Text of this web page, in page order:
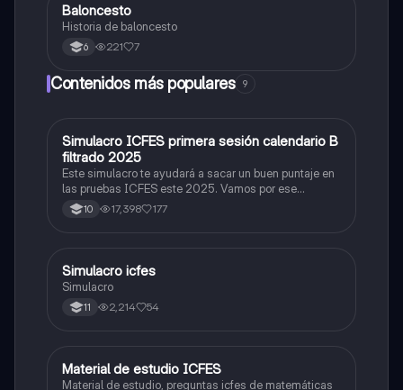
Educación Física
Baloncesto
Historia de baloncesto
6 221 7
Contenidos más populares 9
ICFES: Matemáticas
Simulacro ICFES primera sesión calendario B
filtrado 2025
Este simulacro te ayudará a sacar un buen puntaje en
las pruebas ICFES este 2025. Vamos por ese
500/500. Y poder ser admitido en la universidad que
quieras, estudiar la carrera que quieres y no la que te
10 17,398 177
ICFES: Lectura Crítica
Simulacro icfes
Simulacro
11 2,214 54
ICFES: Matemáticas
Material de estudio ICFES
Material de estudio, preguntas icfes de matemáticas